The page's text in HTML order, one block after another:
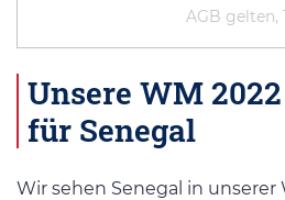
AGB gelten,
Unsere WM
für Senegal
Wir sehen Senegal in unserer